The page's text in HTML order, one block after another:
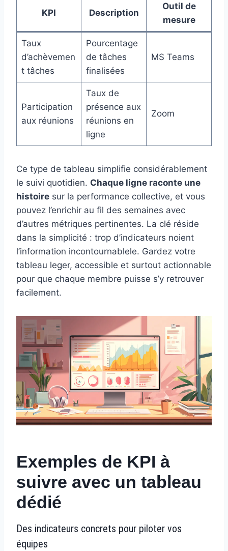
KPI Description
Outil de
mesure
Taux
d’achèvemen
t tâches
Pourcentage
de tâches
finalisées
MS Teams
Participation
aux réunions
Taux de
présence aux
réunions en
ligne
Zoom
Ce type de tableau simplifie considérablement
le suivi quotidien. Chaque ligne raconte une
histoire sur la performance collective, et vous
pouvez l’enrichir au fil des semaines avec
d’autres métriques pertinentes. La clé réside
dans la simplicité : trop d’indicateurs noient
l’information incontournablele. Gardez votre
tableau leger, accessible et surtout actionnable
pour que chaque membre puisse s’y retrouver
facilement.
Exemples de KPI à
suivre avec un tableau
dédié
Des indicateurs concrets pour piloter vos
équipes